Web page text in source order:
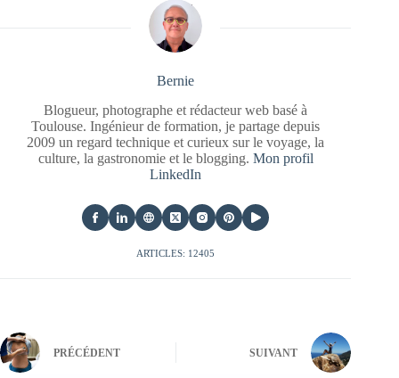
Bernie
Blogueur, photographe et rédacteur web basé à
Toulouse. Ingénieur de formation, je partage depuis
2009 un regard technique et curieux sur le voyage, la
culture, la gastronomie et le blogging. Mon profil
LinkedIn
ARTICLES: 12405
PRÉCÉDENT SUIVANT